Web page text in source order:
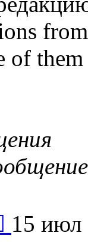
of
последнему
15 июл